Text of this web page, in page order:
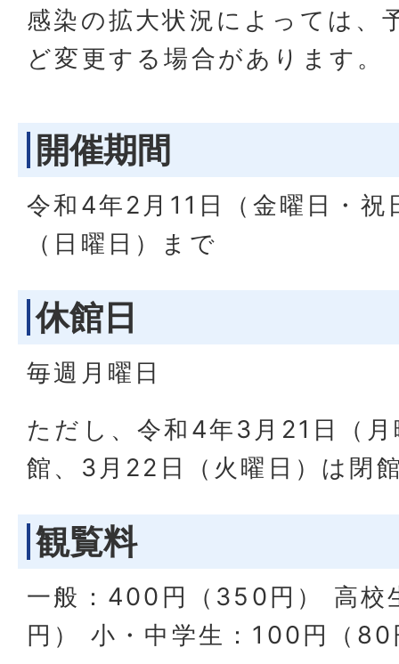
感染の拡大状況によっては、
ど変更する場合があります。
開催期間
令和4年2月11日（金曜日・
（日曜日）まで
休館日
毎週月曜日
ただし、令和4年3月21日（
館、3月22日（火曜日）は閉
観覧料
一般：400円（350円） 高
円） 小・中学生：100円（80